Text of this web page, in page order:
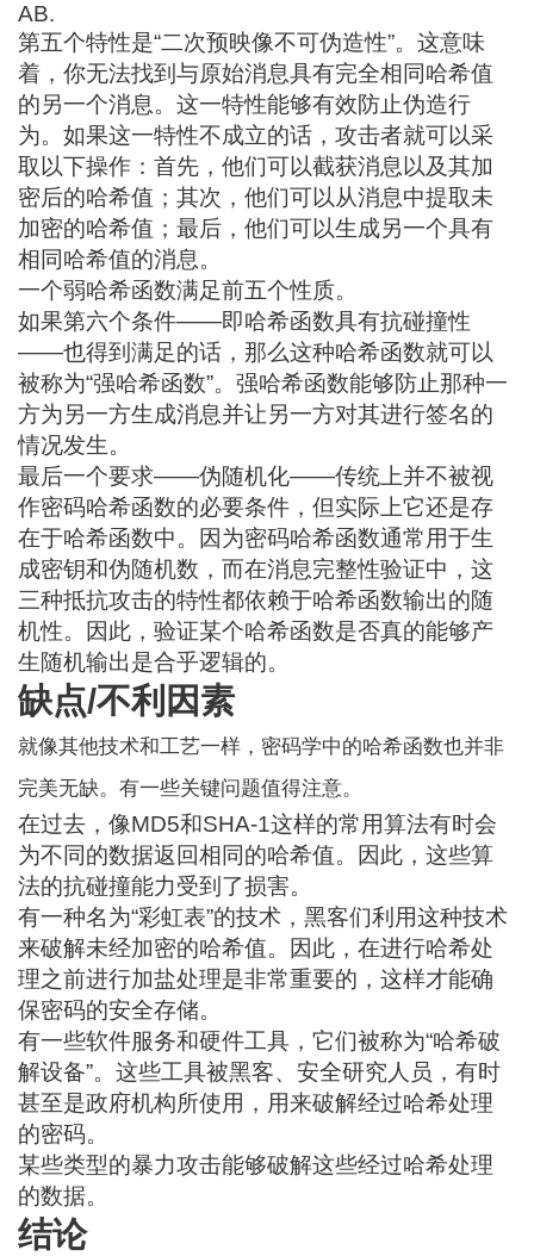
AB.
第五个特性是“二次预映像不可伪造性”。这意味
着，你无法找到与原始消息具有完全相同哈希值
的另一个消息。这一特性能够有效防止伪造行
为。如果这一特性不成立的话，攻击者就可以采
取以下操作：首先，他们可以截获消息以及其加
密后的哈希值；其次，他们可以从消息中提取未
加密的哈希值；最后，他们可以生成另一个具有
相同哈希值的消息。
一个弱哈希函数满足前五个性质。
如果第六个条件——即哈希函数具有抗碰撞性
——也得到满足的话，那么这种哈希函数就可以
被称为“强哈希函数”。强哈希函数能够防止那种一
方为另一方生成消息并让另一方对其进行签名的
情况发生。
最后一个要求——伪随机化——传统上并不被视
作密码哈希函数的必要条件，但实际上它还是存
在于哈希函数中。因为密码哈希函数通常用于生
成密钥和伪随机数，而在消息完整性验证中，这
三种抵抗攻击的特性都依赖于哈希函数输出的随
机性。因此，验证某个哈希函数是否真的能够产
生随机输出是合乎逻辑的。
缺点/不利因素
就像其他技术和工艺一样，密码学中的哈希函数也并非
完美无缺。有一些关键问题值得注意。
在过去，像MD5和SHA-1这样的常用算法有时会
为不同的数据返回相同的哈希值。因此，这些算
法的抗碰撞能力受到了损害。
有一种名为“彩虹表”的技术，黑客们利用这种技术
来破解未经加密的哈希值。因此，在进行哈希处
理之前进行加盐处理是非常重要的，这样才能确
保密码的安全存储。
有一些软件服务和硬件工具，它们被称为“哈希破
解设备”。这些工具被黑客、安全研究人员，有时
甚至是政府机构所使用，用来破解经过哈希处理
的密码。
某些类型的暴力攻击能够破解这些经过哈希处理
的数据。
结论